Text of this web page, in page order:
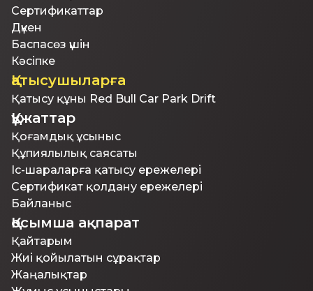
Сертификаттар
Дүкен
Баспасөз үшін
Кәсіпке
Қатысушыларға
Қатысу құны Red Bull Car Park Drift
Құжаттар
Қоғамдық ұсыныс
Құпиялылық саясаты
Іс-шараларға қатысу ережелері
Сертификат қолдану ережелері
Байланыс
Қосымша ақпарат
Қайтарым
Жиі қойылатын сұрақтар
Жаңалықтар